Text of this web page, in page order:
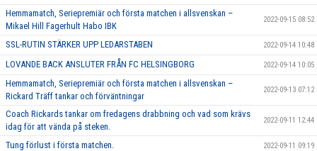
Hemmamatch, Seriepremiär och första matchen i allsvenskan –
Mikael Hill Fagerhult Habo IBK
2022-09-15 08:52
SSL-RUTIN STÄRKER UPP LEDARSTABEN 2022-09-14 10:48
LOVANDE BACK ANSLUTER FRÅN FC HELSINGBORG 2022-09-14 10:05
Hemmamatch, Seriepremiär och första matchen i allsvenskan –
Rickard Träff tankar och förväntningar
2022-09-13 07:12
Coach Rickards tankar om fredagens drabbning och vad som krävs
idag för att vända på steken.
2022-09-11 12:44
Tung förlust i första matchen. 2022-09-11 09:19